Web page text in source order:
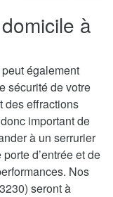
à
également
sécurité de votre
des effractions
important de
à un serrurier
d’entrée et de
Nos
seront à